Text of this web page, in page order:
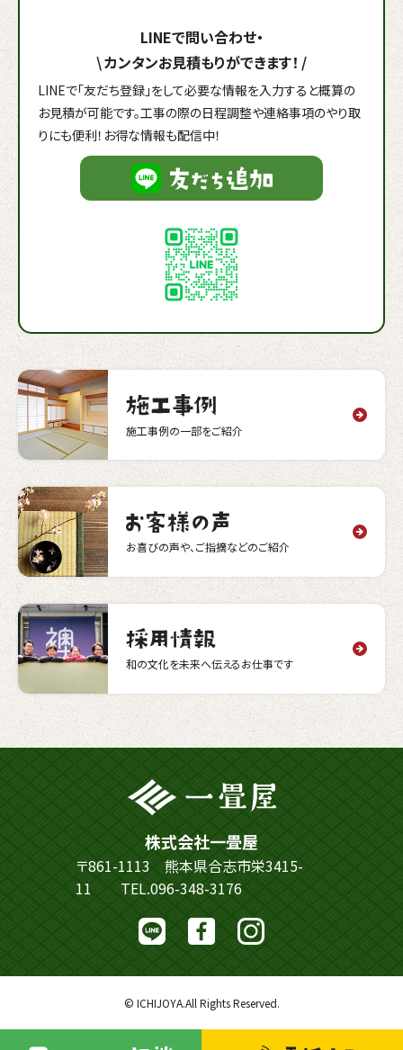
\
LINEで問い合わせ・
カンタンお見積もりができます！ /
LINEで「友だち登録」をして必要な情報を入力すると概算の
お見積が可能です。工事の際の日程調整や連絡事項のやり取
りにも便利！お得な情報も配信中！
施工事例の一部をご紹介
お喜びの声や、ご指摘などのご紹介
和の文化を未来へ伝えるお仕事です
株式会社一畳屋
〒861-1113 熊本県合志市栄3415-
11 TEL.096-348-3176
© ICHIJOYA.All Rights Reserved.